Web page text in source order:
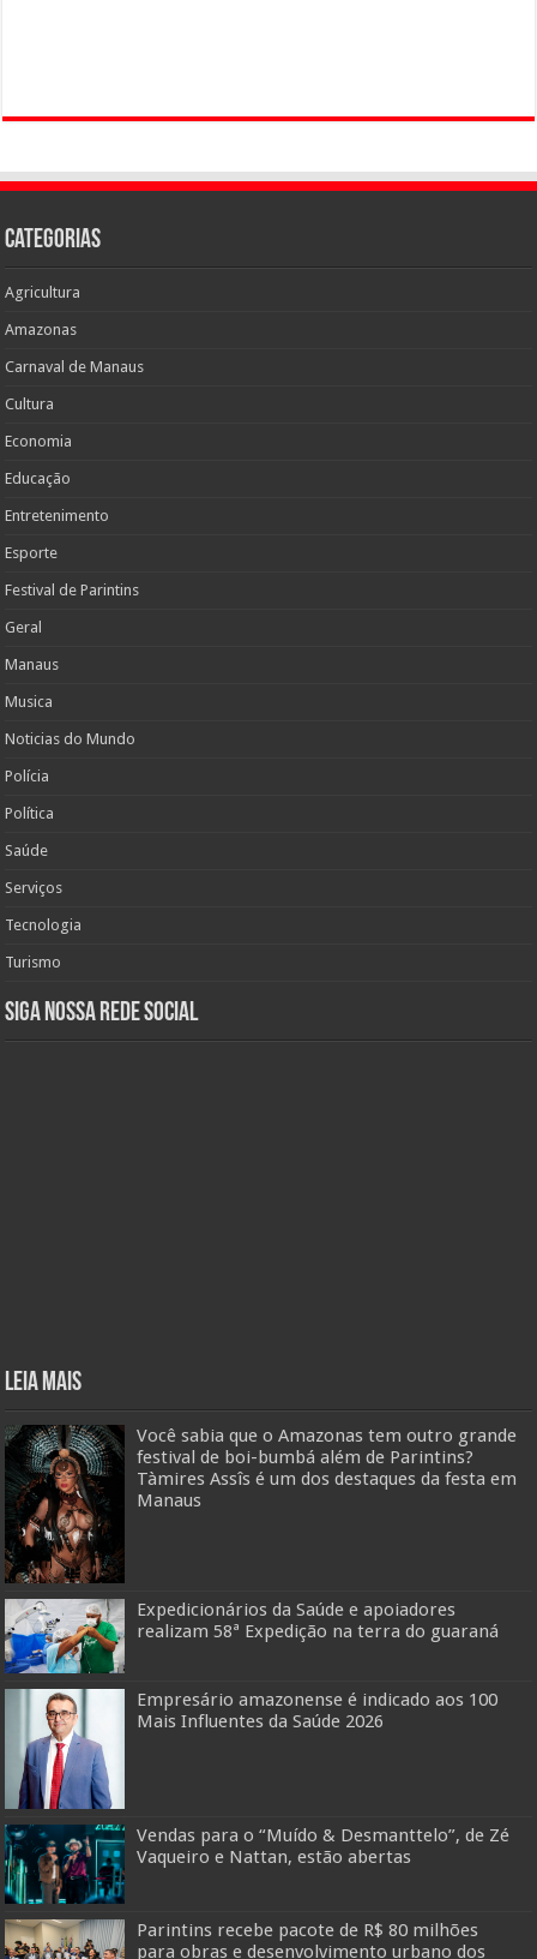
Categorias
Agricultura
Amazonas
Carnaval de Manaus
Cultura
Economia
Educação
Entretenimento
Esporte
Festival de Parintins
Geral
Manaus
Musica
Noticias do Mundo
Polícia
Política
Saúde
Serviços
Tecnologia
Turismo
Siga nossa rede social
Leia mais
Você sabia que o Amazonas tem outro grande
festival de boi-bumbá além de Parintins?
Tàmires Assîs é um dos destaques da festa em
Manaus
Expedicionários da Saúde e apoiadores
realizam 58ª Expedição na terra do guaraná
Empresário amazonense é indicado aos 100
Mais Influentes da Saúde 2026
Vendas para o “Muído & Desmanttelo”, de Zé
Vaqueiro e Nattan, estão abertas
Parintins recebe pacote de R$ 80 milhões
para obras e desenvolvimento urbano dos